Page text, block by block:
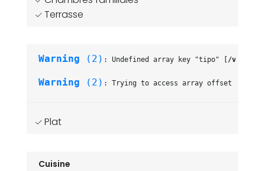
Terrasse
Warning (2) : Undefined array key "tipo" [ /var/www/
Warning (2) : Trying to access array offset on
Plat
Cuisine